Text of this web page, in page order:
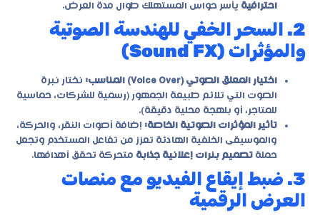
احترافية يأسر حواس المستهلك طوال مدة العرض.
2. السحر الخفي للهندسة الصوتية
والمؤثرات (Sound FX)
اختيار المعلق الصوتي (Voice Over) المناسب:
نختار نبرة
الصوت التي تلائم طبيعة الجمهور (رسمية للشركات، حماسية
للمتاجر، أو بلهجة محلية دقيقة).
تأثير المؤثرات الصوتية الخاصة: إضافة أصوات النقر، والحركة،
والموسيقى الخلفية الهادئة تعزز من تفاعل المستخدم وتجعل
حملة تصميم بنرات إعلانية جذابة متحركة تحقق أهدافها.
3. ضبط إيقاع الفيديو مع منصات
العرض الرقمية